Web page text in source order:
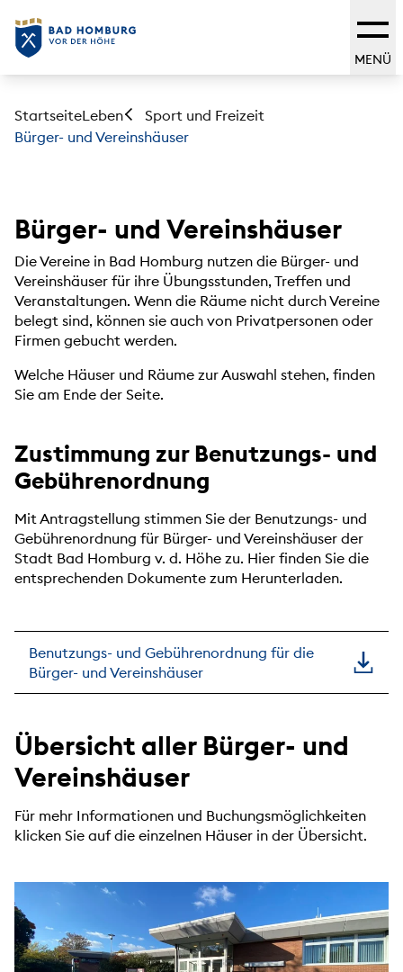
MENÜ
StartseiteLeben
Sport und Freizeit
Bürger- und Vereinshäuser
Bürger- und Vereinshäuser
Die Vereine in Bad Homburg nutzen die Bürger- und
Vereinshäuser für ihre Übungsstunden, Treffen und
Veranstaltungen. Wenn die Räume nicht durch Vereine
belegt sind, können sie auch von Privatpersonen oder
Firmen gebucht werden.
Welche Häuser und Räume zur Auswahl stehen, finden
Sie am Ende der Seite.
Zustimmung zur Benutzungs- und
Gebührenordnung
Mit Antragstellung stimmen Sie der Benutzungs- und
Gebührenordnung für Bürger- und Vereinshäuser der
Stadt Bad Homburg v. d. Höhe zu. Hier finden Sie die
entsprechenden Dokumente zum Herunterladen.
Benutzungs- und Gebührenordnung für die
Bürger- und Vereinshäuser
Übersicht aller Bürger- und
Vereinshäuser
Für mehr Informationen und Buchungsmöglichkeiten
klicken Sie auf die einzelnen Häuser in der Übersicht.